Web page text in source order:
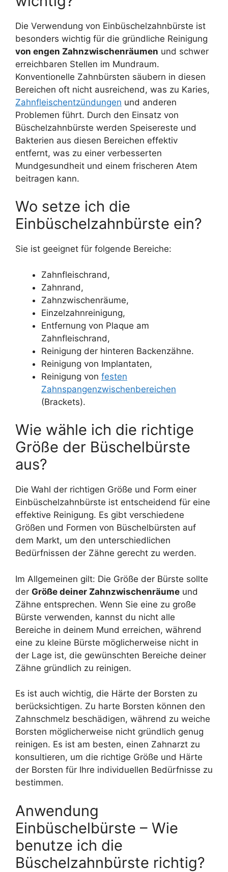
Die Verwendung von Einbüschelzahnbürste ist
besonders wichtig für die gründliche Reinigung
von engen Zahnzwischenräumen und schwer
erreichbaren Stellen im Mundraum.
Konventionelle Zahnbürsten säubern in diesen
Bereichen oft nicht ausreichend, was zu Karies,
Zahnfleischentzündungen und anderen
Problemen führt. Durch den Einsatz von
Büschelzahnbürste werden Speisereste und
Bakterien aus diesen Bereichen effektiv
entfernt, was zu einer verbesserten
Mundgesundheit und einem frischeren Atem
beitragen kann.
Wo setze ich die
Einbüschelzahnbürste ein?
Sie ist geeignet für folgende Bereiche:
Zahnfleischrand,
Zahnrand,
Zahnzwischenräume,
Einzelzahnreinigung,
Entfernung von Plaque am
Zahnfleischrand,
Reinigung der hinteren Backenzähne.
Reinigung von Implantaten,
Reinigung von festen
Zahnspangenzwischenbereichen
(Brackets).
Wie wähle ich die richtige
Größe der Büschelbürste
aus?
Die Wahl der richtigen Größe und Form einer
Einbüschelzahnbürste ist entscheidend für eine
effektive Reinigung. Es gibt verschiedene
Größen und Formen von Büschelbürsten auf
dem Markt, um den unterschiedlichen
Bedürfnissen der Zähne gerecht zu werden.
Im Allgemeinen gilt: Die Größe der Bürste sollte
der Größe deiner Zahnzwischenräume und
Zähne entsprechen. Wenn Sie eine zu große
Bürste verwenden, kannst du nicht alle
Bereiche in deinem Mund erreichen, während
eine zu kleine Bürste möglicherweise nicht in
der Lage ist, die gewünschten Bereiche deiner
Zähne gründlich zu reinigen.
Es ist auch wichtig, die Härte der Borsten zu
berücksichtigen. Zu harte Borsten können den
Zahnschmelz beschädigen, während zu weiche
Borsten möglicherweise nicht gründlich genug
reinigen. Es ist am besten, einen Zahnarzt zu
konsultieren, um die richtige Größe und Härte
der Borsten für Ihre individuellen Bedürfnisse zu
bestimmen.
Anwendung
Einbüschelbürste – Wie
benutze ich die
Büschelzahnbürste richtig?